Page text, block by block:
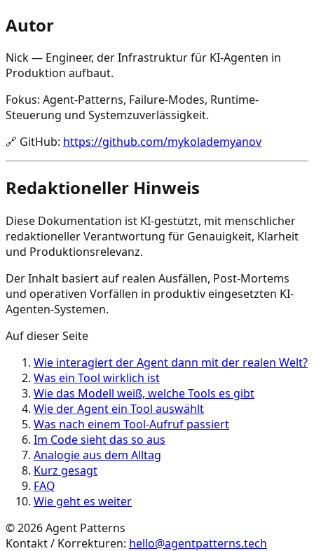
Autor
Nick — Engineer, der Infrastruktur für KI-Agenten in
Produktion aufbaut.
Fokus: Agent-Patterns, Failure-Modes, Runtime-
Steuerung und Systemzuverlässigkeit.
🔗 GitHub: https://github.com/mykolademyanov
Redaktioneller Hinweis
Diese Dokumentation ist KI-gestützt, mit menschlicher
redaktioneller Verantwortung für Genauigkeit, Klarheit
und Produktionsrelevanz.
Der Inhalt basiert auf realen Ausfällen, Post-Mortems
und operativen Vorfällen in produktiv eingesetzten KI-
Agenten-Systemen.
Auf dieser Seite
Wie interagiert der Agent dann mit der realen Welt?
Was ein Tool wirklich ist
Wie das Modell weiß, welche Tools es gibt
Wie der Agent ein Tool auswählt
Was nach einem Tool-Aufruf passiert
Im Code sieht das so aus
Analogie aus dem Alltag
Kurz gesagt
FAQ
Wie geht es weiter
©2026Agent Patterns
Kontakt / Korrekturen: hello@agentpatterns.tech